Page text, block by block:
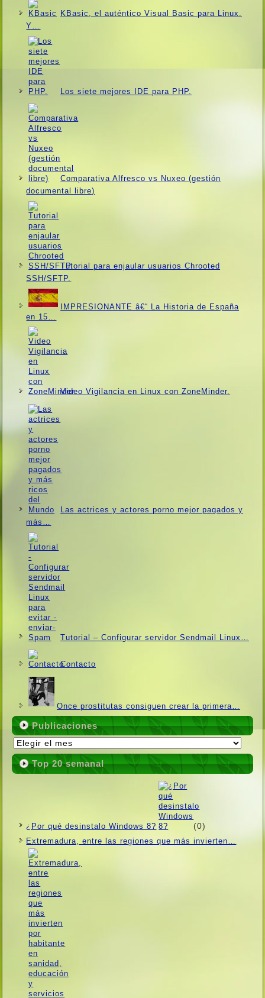
KBasic, el auténtico Visual Basic para Linux.
Y…
Los siete mejores IDE para PHP.
Comparativa Alfresco vs Nuxeo (gestión
documental libre)
Tutorial para enjaular usuarios Chrooted
SSH/SFTP.
IMPRESIONANTE â€“ La Historia de España
en 15…
Video Vigilancia en Linux con ZoneMinder.
Las actrices y actores porno mejor pagados y
más…
Tutorial – Configurar servidor Sendmail Linux…
Contacto
Once prostitutas consiguen crear la primera…
Publicaciones
Publicaciones
Top 20 semanal
¿Por qué desinstalo Windows 8? (0)
Extremadura, entre las regiones que más invierten…